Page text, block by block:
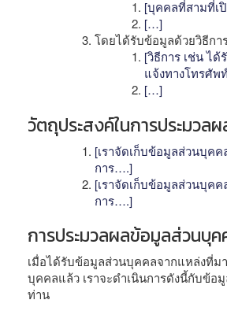
[บุคคลที่สามที่เ
[…]
โดยได้รับข้อมูลด้วยวิธีกา
[วิธีการ เช่น ได้
แจ้งทางโทรศัพ
[…]
วัตถุประสงค์ในการประมวล
[เราจัดเก็บข้อมูลส่วนบุคค
การ….]
[เราจัดเก็บข้อมูลส่วนบุคค
การ….]
การประมวลผลข้อมูลส่วนบุค
เมื่อได้รับข้อมูลส่วนบุคคลจากแหล่งที่ม
บุคคลแล้ว เราจะดำเนินการดังนี้กับข้อ
ท่าน